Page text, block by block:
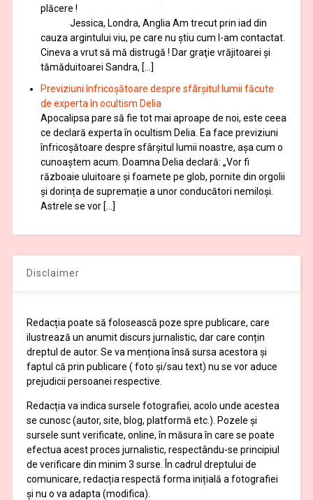
plăcere !
Jessica, Londra, Anglia Am trecut prin iad din
cauza argintului viu, pe care nu știu cum l-am contactat.
Cineva a vrut să mă distrugă ! Dar graţie vrăjitoarei și
tămăduitoarei Sandra, […]
Previziuni înfricoșătoare despre sfârșitul lumii făcute
de experta în ocultism Delia
Apocalipsa pare să fie tot mai aproape de noi, este ceea
ce declară experta în ocultism Delia. Ea face previziuni
înfricoșătoare despre sfârșitul lumii noastre, așa cum o
cunoaștem acum. Doamna Delia declară: „Vor fi
războaie uluitoare și foamete pe glob, pornite din orgolii
și dorința de supremație a unor conducători nemiloși.
Astrele se vor […]
Disclaimer
Redacția poate să folosească poze spre publicare, care
ilustrează un anumit discurs jurnalistic, dar care conțin
dreptul de autor. Se va menționa însă sursa acestora și
faptul că prin publicare ( foto și/sau text) nu se vor aduce
prejudicii persoanei respective.
Redacția va indica sursele fotografiei, acolo unde acestea
se cunosc (autor, site, blog, platformă etc.). Pozele și
sursele sunt verificate, online, în măsura în care se poate
efectua acest proces jurnalistic, respectându-se principiul
de verificare din minim 3 surse. În cadrul dreptului de
comunicare, redacția respectă forma inițială a fotografiei
și nu o va adapta (modifica).